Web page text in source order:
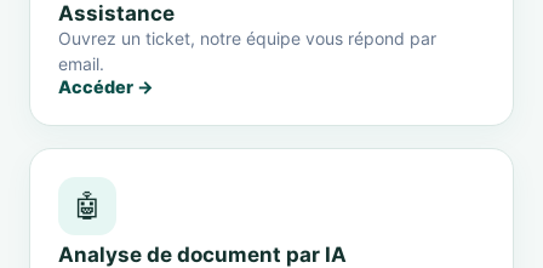
Assistance
Ouvrez un ticket, notre équipe vous répond par
email.
Accéder →
🤖
Analyse de document par IA